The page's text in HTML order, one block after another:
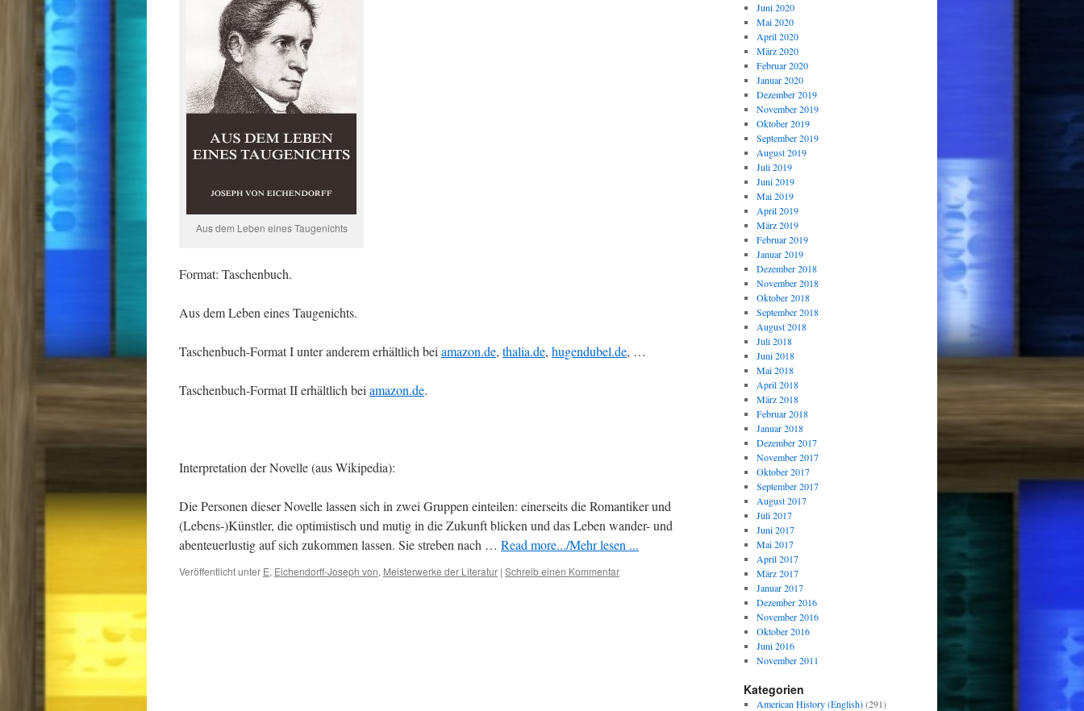
Aus dem Leben eines Taugenichts
Format: Taschenbuch.
Aus dem Leben eines Taugenichts.
Taschenbuch-Format I unter anderem erhältlich bei amazon.de, thalia.de, hugendubel.de, …
Taschenbuch-Format II erhältlich bei amazon.de.
Interpretation der Novelle (aus Wikipedia):
Die Personen dieser Novelle lassen sich in zwei Gruppen einteilen: einerseits die Romantiker und
(Lebens-)Künstler, die optimistisch und mutig in die Zukunft blicken und das Leben wander- und
abenteuerlustig auf sich zukommen lassen. Sie streben nach … Read more.../Mehr lesen ...
Veröffentlicht unter E, Eichendorff-Joseph von, Meisterwerke der Literatur | Schreib einen Kommentar
Juni 2020
Mai 2020
April 2020
März 2020
Februar 2020
Januar 2020
Dezember 2019
November 2019
Oktober 2019
September 2019
August 2019
Juli 2019
Juni 2019
Mai 2019
April 2019
März 2019
Februar 2019
Januar 2019
Dezember 2018
November 2018
Oktober 2018
September 2018
August 2018
Juli 2018
Juni 2018
Mai 2018
April 2018
März 2018
Februar 2018
Januar 2018
Dezember 2017
November 2017
Oktober 2017
September 2017
August 2017
Juli 2017
Juni 2017
Mai 2017
April 2017
März 2017
Januar 2017
Dezember 2016
November 2016
Oktober 2016
Juni 2016
November 2011
Kategorien
American History (English)(291)